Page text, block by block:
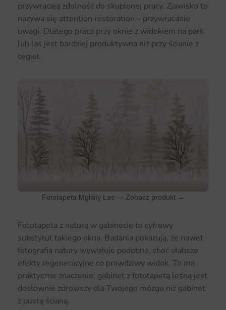
przywracają zdolność do skupionej pracy. Zjawisko to
nazywa się attention restoration – przywracanie
uwagi. Dlatego praca przy oknie z widokiem na park
lub las jest bardziej produktywna niż przy ścianie z
cegieł.
Fototapeta Mglisty Las — Zobacz produkt →
Fototapeta z naturą w gabinecie to cyfrowy
substytut takiego okna. Badania pokazują, że nawet
fotografia natury wywołuje podobne, choć słabsze
efekty regeneracyjne co prawdziwy widok. To ma
praktyczne znaczenie: gabinet z fototapetą leśną jest
dosłownie zdrowszy dla Twojego mózgu niż gabinet
z pustą ścianą.